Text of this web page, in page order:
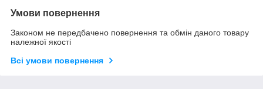
Умови повернення
Законом не передбачено повернення та обмін даного товару
належної якості
Всі умови повернення